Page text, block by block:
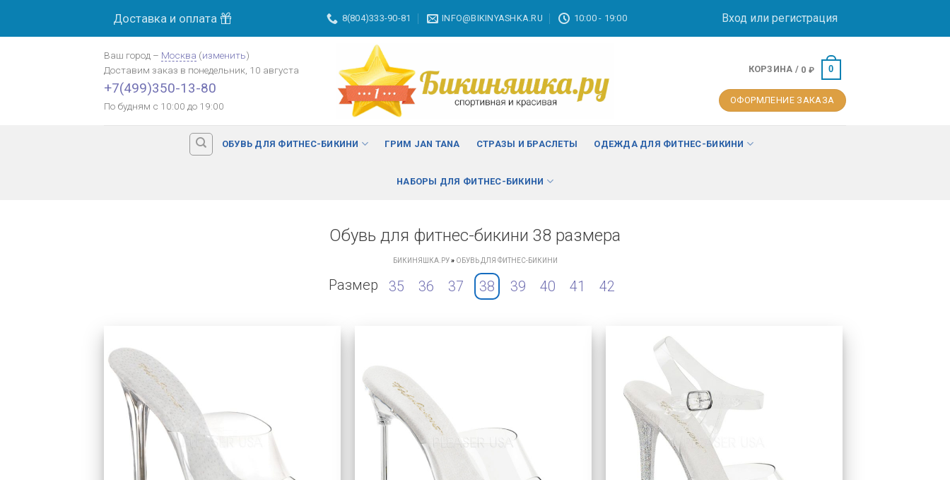
Доставка и оплата 8(804)333-90-81 INFO@BIKINYASHKA.RU 10:00 - 19:00 Вход или регистрация
Ваш город – Москва (изменить)
Доставим заказ в понедельник, 10 августа
+7(499)350-13-80
По будням с 10:00 до 19:00
КОРЗИНА / 0 ₽ 0
ОФОРМЛЕНИЕ ЗАКАЗА
ОБУВЬ ДЛЯ ФИТНЕС-БИКИНИ ГРИМ JAN TANA СТРАЗЫ И БРАСЛЕТЫ ОДЕЖДА ДЛЯ ФИТНЕС-БИКИНИ
НАБОРЫ ДЛЯ ФИТНЕС-БИКИНИ
Обувь для фитнес-бикини 38 размера
БИКИНЯШКА.РУ» ОБУВЬ ДЛЯ ФИТНЕС-БИКИНИ
Размер 35 36 37 38 39 40 41 42